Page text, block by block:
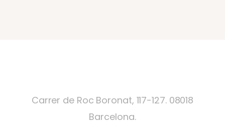
Carrer de Roc Boronat, 117-127. 08018
Barcelona.